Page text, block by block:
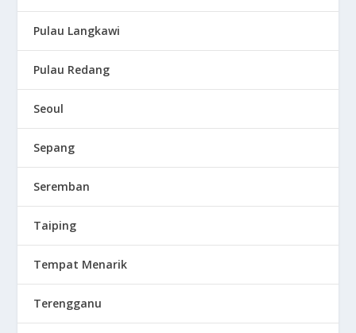
Pulau Langkawi
Pulau Redang
Seoul
Sepang
Seremban
Taiping
Tempat Menarik
Terengganu